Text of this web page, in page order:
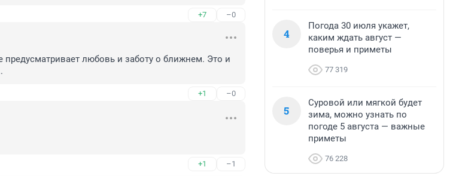
+7 –0
предусматривает любовь и заботу о ближнем. Это и
+1 –0
+1 –1
4
Погода 30 июля укажет,
каким ждать август —
поверья и приметы
77 319
5
Суровой или мягкой будет
зима, можно узнать по
погоде 5 августа — важные
приметы
76 228